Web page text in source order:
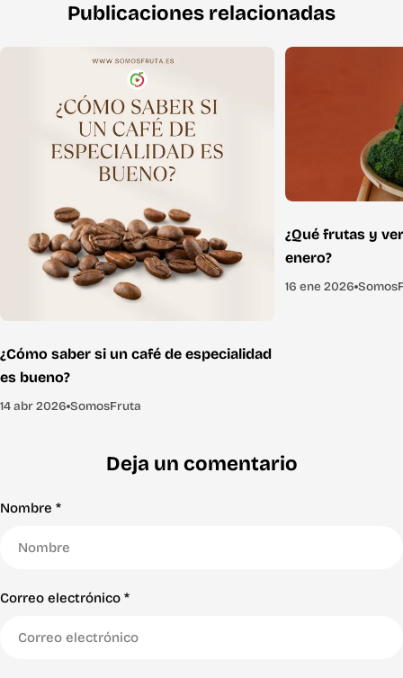
Publicaciones relacionadas
¿Cómo saber si un café de especialidad
es bueno?
14 abr 2026 SomosFruta
¿Qué frutas y
enero?
16 ene 2026
Deja un comentario
Nombre *
Correo electrónico *